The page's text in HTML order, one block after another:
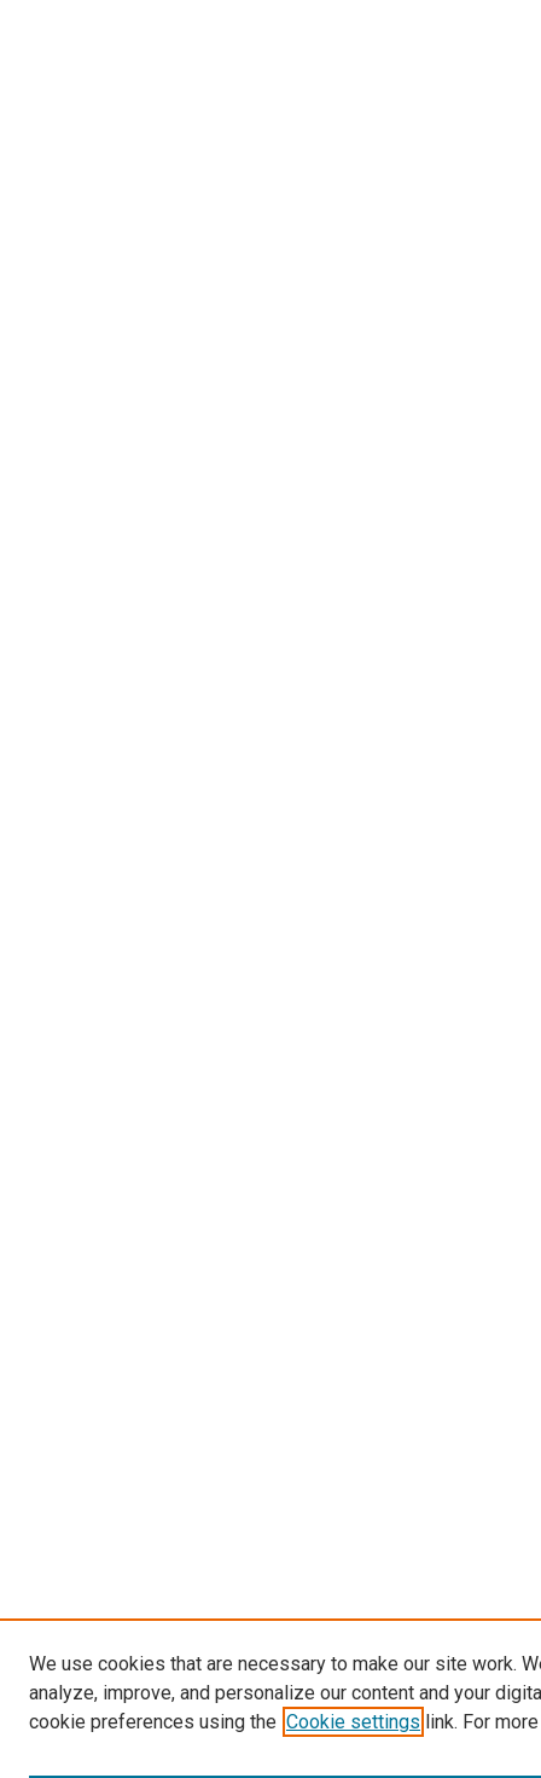
We use cookies that are necessary to make our site work.
analyze, improve, and personalize our content and your
cookie preferences using the Cookie settings link. For